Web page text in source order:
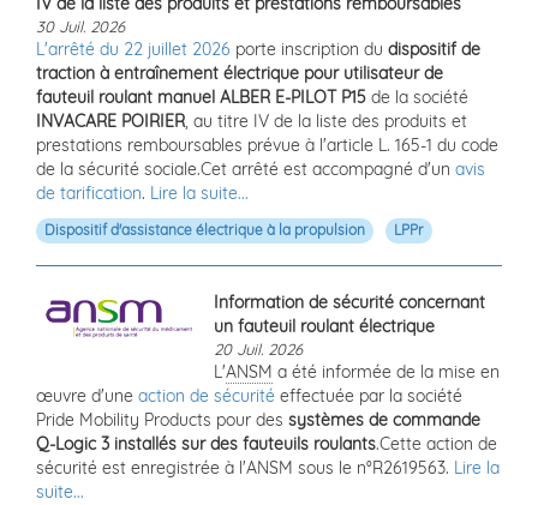
30 Juil. 2026
L'arrêté du 22 juillet 2026 porte inscription du dispositif de
traction à entraînement électrique pour utilisateur de
fauteuil roulant manuel ALBER E-PILOT P15 de la société
INVACARE POIRIER, au titre IV de la liste des produits et
prestations remboursables prévue à l'article L. 165-1 du code
de la sécurité sociale.Cet arrêté est accompagné d'un avis
de tarification. Lire la suite...
Dispositif d'assistance électrique à la propulsion LPPr
Information de sécurité concernant
un fauteuil roulant électrique
20 Juil. 2026
L'ANSM a été informée de la mise en
œuvre d'une action de sécurité effectuée par la société
Pride Mobility Products pour des systèmes de commande
Q-Logic 3 installés sur des fauteuils roulants.Cette action de
sécurité est enregistrée à l'ANSM sous le n°R2619563. Lire la
suite...